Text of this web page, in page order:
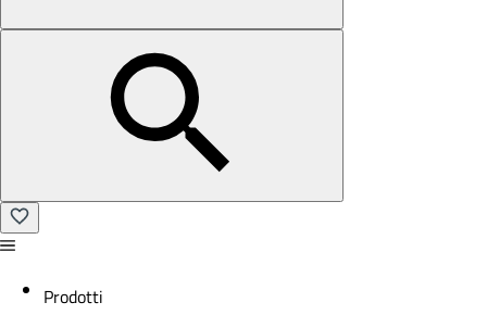
Prodotti